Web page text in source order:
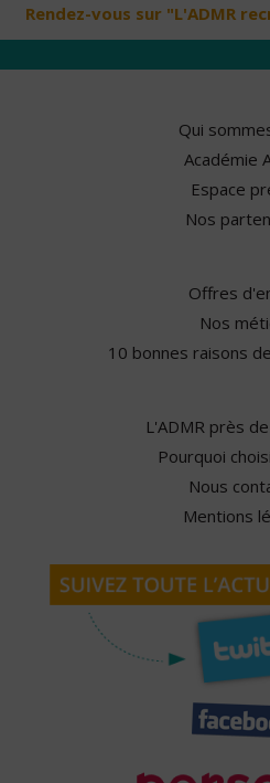
Rendez-vous sur "L'ADMR
Qui
Académie
Espace
Nos
Offres
Nos
10 bonnes raisons
L'ADMR près
Pourquoi
Nous
Mentions